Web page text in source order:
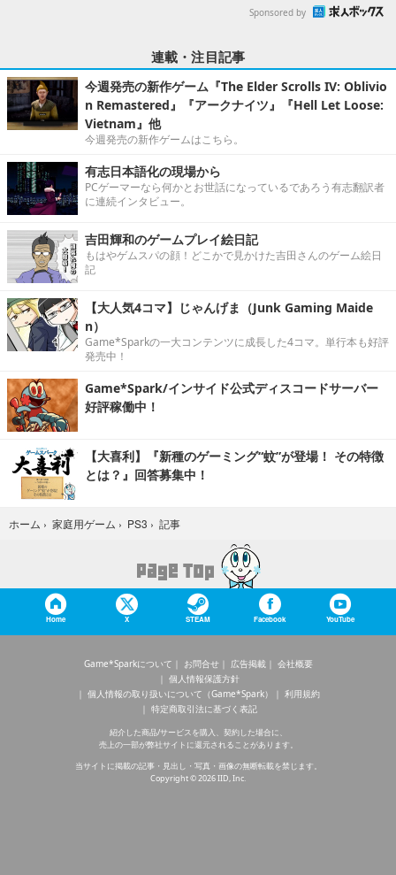
Sponsored by
連載・注目記事
今週発売の新作ゲーム『The Elder Scrolls IV: Oblivio
n Remastered』『アークナイツ』『Hell Let Loose:
Vietnam』他
今週発売の新作ゲームはこちら。
有志日本語化の現場から
PCゲーマーなら何かとお世話になっているであろう有志翻訳者
に連続インタビュー。
吉田輝和のゲームプレイ絵日記
もはやゲムスパの顔！どこかで見かけた吉田さんのゲーム絵日
記
【大人気4コマ】じゃんげま（Junk Gaming Maide
n）
Game*Sparkの一大コンテンツに成長した4コマ。単行本も好評
発売中！
Game*Spark/インサイド公式ディスコードサーバー
好評稼働中！
【大喜利】『新種のゲーミング“蚊”が登場！ その特徴
とは？』回答募集中！
ホーム › 家庭用ゲーム › PS3 › 記事
Home X STEAM Facebook YouTube
Game*Sparkについて お問合せ 広告掲載
会社概要
個人情報保護方針
個人情報の取り扱いについて（Game*Spark）
利用規約
特定商取引法に基づく表記
紹介した商品/サービスを購入、契約した場合に、
売上の一部が弊社サイトに還元されることがあります。
当サイトに掲載の記事・見出し・写真・画像の無断転載を禁じます。
Copyright © 2026 IID, Inc.